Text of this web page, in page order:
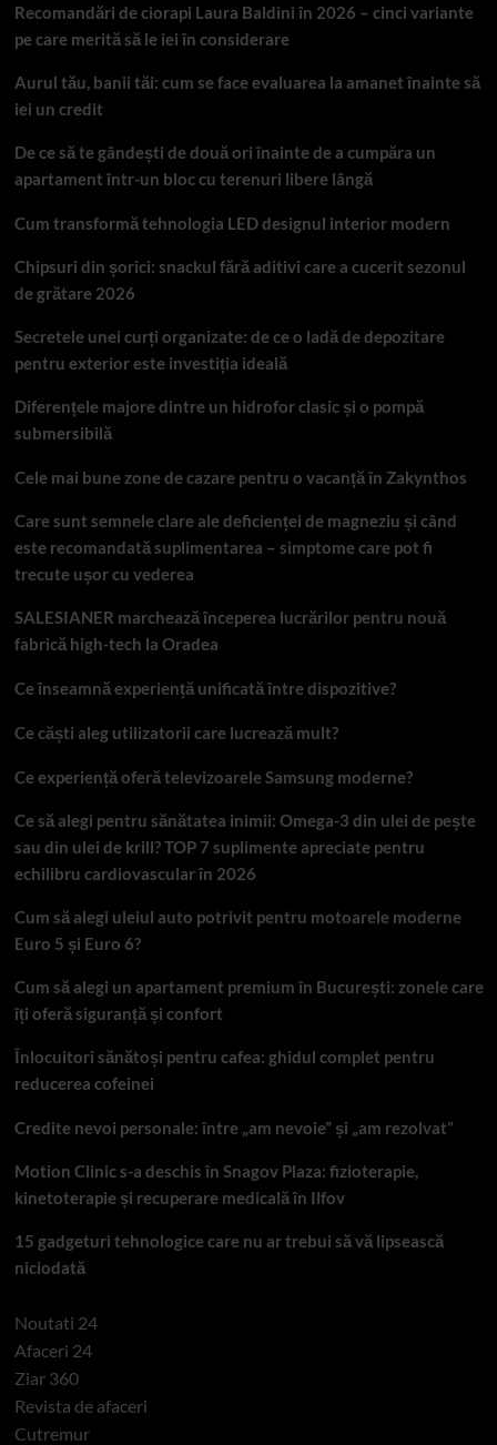
Recomandări de ciorapi Laura Baldini în 2026 – cinci variante
pe care merită să le iei în considerare
Aurul tău, banii tăi: cum se face evaluarea la amanet înainte să
iei un credit
De ce să te gândești de două ori înainte de a cumpăra un
apartament într-un bloc cu terenuri libere lângă
Cum transformă tehnologia LED designul interior modern
Chipsuri din șorici: snackul fără aditivi care a cucerit sezonul
de grătare 2026
Secretele unei curți organizate: de ce o ladă de depozitare
pentru exterior este investiția ideală
Diferențele majore dintre un hidrofor clasic și o pompă
submersibilă
Cele mai bune zone de cazare pentru o vacanță în Zakynthos
Care sunt semnele clare ale deficienței de magneziu și când
este recomandată suplimentarea – simptome care pot fi
trecute ușor cu vederea
SALESIANER marchează începerea lucrărilor pentru nouă
fabrică high-tech la Oradea
Ce înseamnă experiență unificată între dispozitive?
Ce căști aleg utilizatorii care lucrează mult?
Ce experiență oferă televizoarele Samsung moderne?
Ce să alegi pentru sănătatea inimii: Omega-3 din ulei de pește
sau din ulei de krill? TOP 7 suplimente apreciate pentru
echilibru cardiovascular în 2026
Cum să alegi uleiul auto potrivit pentru motoarele moderne
Euro 5 și Euro 6?
Cum să alegi un apartament premium în București: zonele care
îți oferă siguranță și confort
Înlocuitori sănătoși pentru cafea: ghidul complet pentru
reducerea cofeinei
Credite nevoi personale: între „am nevoie” și „am rezolvat”
Motion Clinic s-a deschis în Snagov Plaza: fizioterapie,
kinetoterapie și recuperare medicală în Ilfov
15 gadgeturi tehnologice care nu ar trebui să vă lipsească
niciodată
Noutati 24
Afaceri 24
Ziar 360
Revista de afaceri
Cutremur